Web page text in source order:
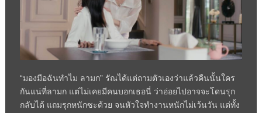
“มองมือฉันทำไม ลามก” รัณได้แต่ถามตัวเองว่าแล้วคืนนั้นใคร
กันแน่ที่ลามก แต่ไม่เคยมีคนบอกเธอนี่ ว่าอ่อยไปอาจจะโดนรุก
กลับได้ แถมรุกหนักซะด้วย จนหัวใจทำงานหนักไม่เว้นวัน แต่ทั้ง